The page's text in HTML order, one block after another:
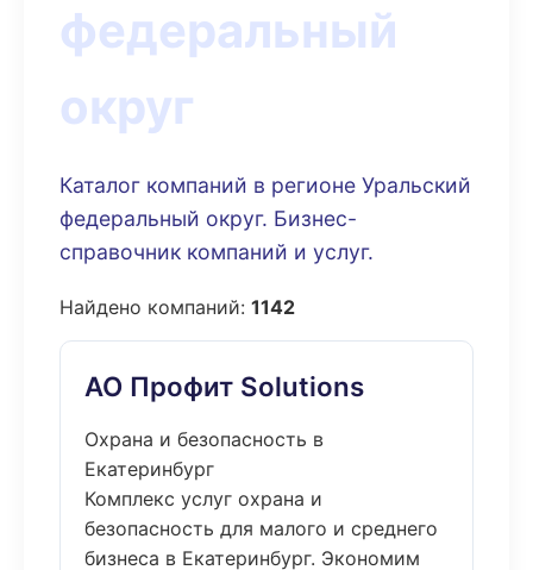
федеральный
округ
Каталог компаний в регионе Уральский
федеральный округ. Бизнес-
справочник компаний и услуг.
Найдено компаний: 1142
АО Профит Solutions
Охрана и безопасность в
Екатеринбург
Комплекс услуг охрана и
безопасность для малого и среднего
бизнеса в Екатеринбург. Экономим